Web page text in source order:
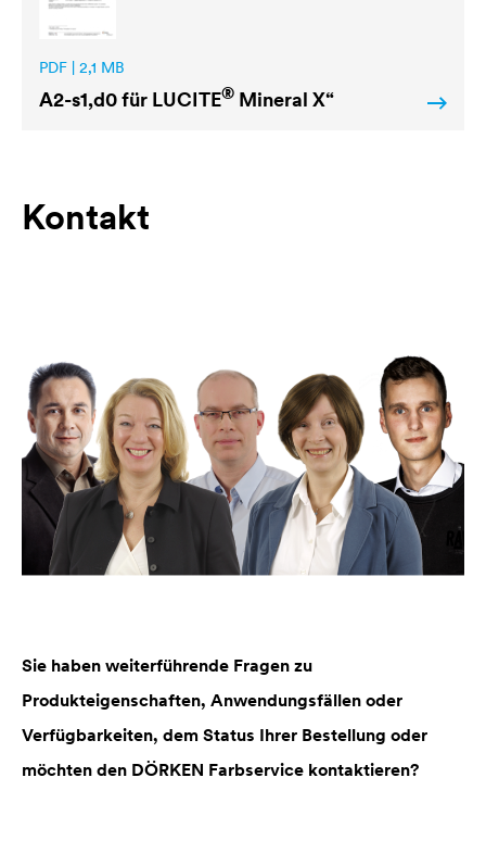
PDF | 2,1 MB
A2-s1,d0 für LUCITE® Mineral X“
Kontakt
Sie haben weiterführende Fragen zu
Produkteigenschaften, Anwendungsfällen oder
Verfügbarkeiten, dem Status Ihrer Bestellung oder
möchten den DÖRKEN Farbservice kontaktieren?